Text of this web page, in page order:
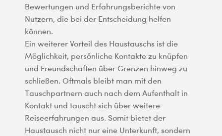
Bewertungen und Erfahrungsberichte von
Nutzern, die bei der Entscheidung helfen
können.
Ein weiterer Vorteil des Haustauschs ist die
Möglichkeit, persönliche Kontakte zu knüpfen
und Freundschaften über Grenzen hinweg zu
schließen. Oftmals bleibt man mit den
Tauschpartnern auch nach dem Aufenthalt in
Kontakt und tauscht sich über weitere
Reiseerfahrungen aus. Somit bietet der
Haustausch nicht nur eine Unterkunft, sondern